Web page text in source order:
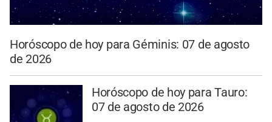
Horóscopo de hoy para Géminis: 07 de agosto
de 2026
Horóscopo de hoy para Tauro:
07 de agosto de 2026